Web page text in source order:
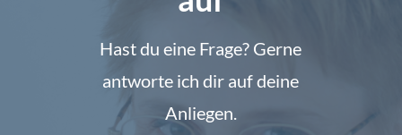
Hast du eine Frage? Gerne
antworte ich dir auf deine
Anliegen.